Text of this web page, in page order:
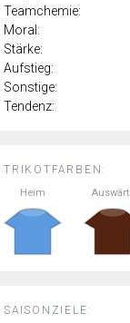
TRIKOTFARBEN:
Heim
SAISONZIELE:
Teamchemie:
Moral:
Stärke:
Aufstieg:
Sonstige:
Tendenz: